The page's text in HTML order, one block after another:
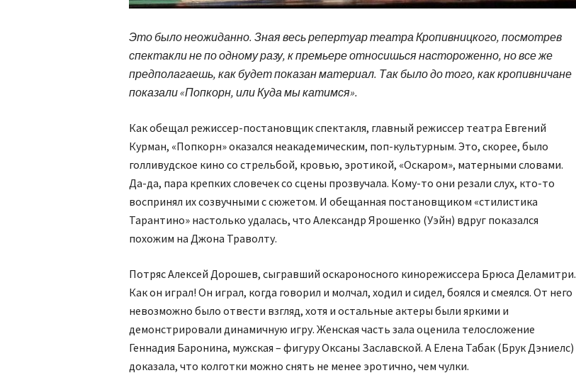
Это было неожиданно. Зная весь репертуар театра Кропивницкого, посмотрев
спектакли не по одному разу, к премьере относишься настороженно, но все же
предполагаешь, как будет показан материал. Так было до того, как кропивничане
показали «Попкорн, или Куда мы катимся».
Как обещал режиссер-постановщик спектакля, главный режиссер театра Евгений
Курман, «Попкорн» оказался неакадемическим, поп-культурным. Это, скорее, было
голливудское кино со стрельбой, кровью, эротикой, «Оскаром», матерными словами.
Да-да, пара крепких словечек со сцены прозвучала. Кому-то они резали слух, кто-то
воспринял их созвучными с сюжетом. И обещанная постановщиком «стилистика
Тарантино» настолько удалась, что Александр Ярошенко (Уэйн) вдруг показался
похожим на Джона Траволту.
Потряс Алексей Дорошев, сыгравший оскароносного кинорежиссера Брюса Деламитри.
Как он играл! Он играл, когда говорил и молчал, ходил и сидел, боялся и смеялся. От него
невозможно было отвести взгляд, хотя и остальные актеры были яркими и
демонстрировали динамичную игру. Женская часть зала оценила телосложение
Геннадия Баронина, мужская – фигуру Оксаны Заславской. А Елена Табак (Брук Дэниелс)
доказала, что колготки можно снять не менее эротично, чем чулки.